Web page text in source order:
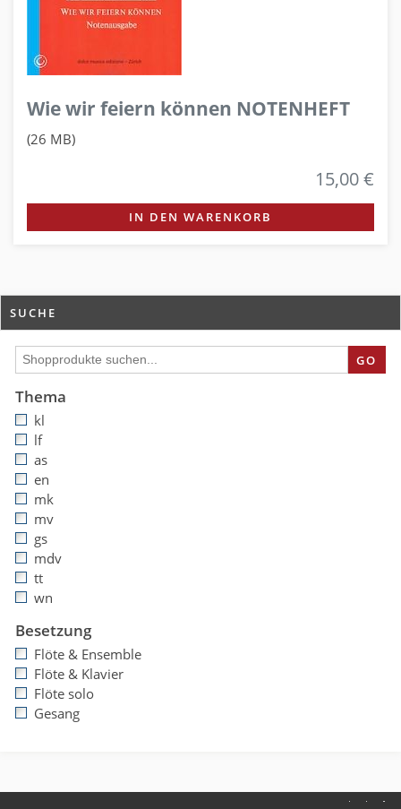
Wie wir feiern können NOTENHEFT
(26 MB)
15,00 €
IN DEN WARENKORB
SUCHE
GO
Thema
kl
lf
as
en
mk
mv
gs
mdv
tt
wn
Besetzung
Flöte & Ensemble
Flöte & Klavier
Flöte solo
Gesang